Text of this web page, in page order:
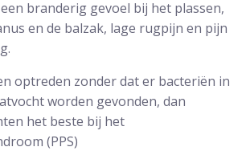
branderig gevoel bij het plassen,
en de balzak, lage rugpijn en pijn
optreden zonder dat er bacteriën in
worden gevonden, dan
het beste bij het
(PPS)